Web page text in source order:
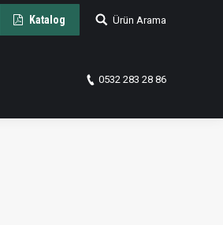
Katalog Arama:Ürün Arama
0532 283 28 86